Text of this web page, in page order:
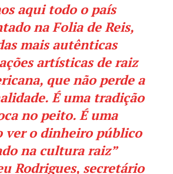
aqui todo o país
na Folia de Reis,
mais autênticas
artísticas de raiz
que não perde a
É uma tradição
no peito. É uma
ver o dinheiro público
na cultura raiz”
Rodrigues, secretário